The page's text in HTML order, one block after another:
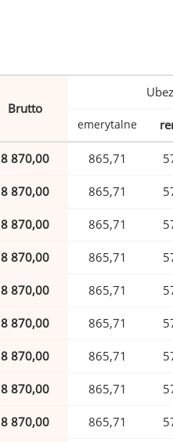
Brutto
emerytalne
8 870,00 865,71
8 870,00 865,71
8 870,00 865,71
8 870,00 865,71
8 870,00 865,71
8 870,00 865,71
8 870,00 865,71
8 870,00 865,71
8 870,00 865,71